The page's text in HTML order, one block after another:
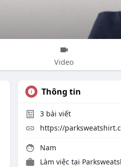
Video
Thông tin
3 bài viết
https://
Nam
Làm việc tại